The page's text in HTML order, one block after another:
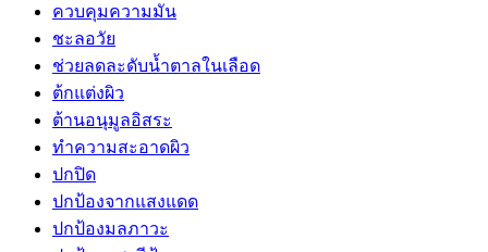
ควบคุมความมัน
ชะลอวัย
ช่วยลดละดับน้ำตาลในเลือด
ต้กแต่งผิว
ต้านอนุมูลอิสระ
ทำความสะอาดผิว
ปกปิด
ปกป้องจากแสงแดด
ปกป้องมลภาวะ